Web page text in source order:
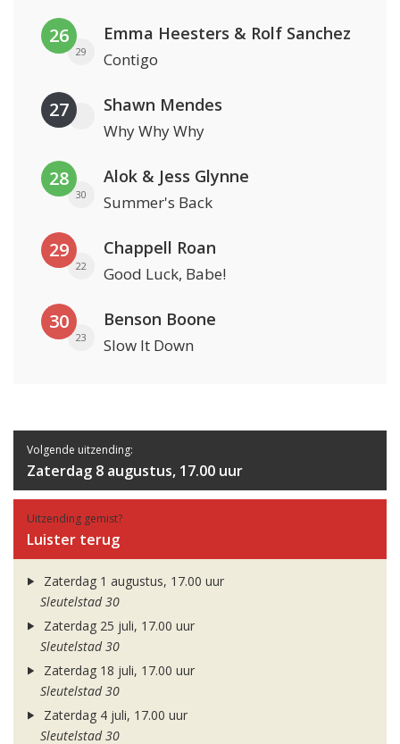
26
29
Emma Heesters & Rolf Sanchez
Contigo
27 Shawn Mendes
Why Why Why
28
30
Alok & Jess Glynne
Summer's Back
29
22
Chappell Roan
Good Luck, Babe!
30
23
Benson Boone
Slow It Down
Volgende uitzending:
Zaterdag 8 augustus, 17.00 uur
Uitzending gemist?
Luister terug
Zaterdag 1 augustus, 17.00 uur
Sleutelstad 30
Zaterdag 25 juli, 17.00 uur
Sleutelstad 30
Zaterdag 18 juli, 17.00 uur
Sleutelstad 30
Zaterdag 4 juli, 17.00 uur
Sleutelstad 30